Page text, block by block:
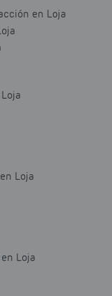
en Loja
Loja
Loja